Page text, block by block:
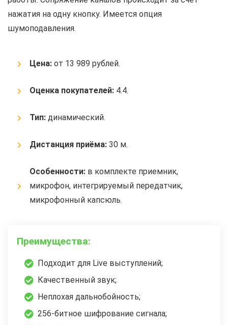
нажатия на одну кнопку. Имеется опция
шумоподавления.
Цена: от 13 989 рублей.
Оценка покупателей: 4.4.
Тип: динамический.
Дистанция приёма: 30 м.
Особенности: в комплекте приемник,
микрофон, интегрируемый передатчик,
микрофонный капсюль.
Преимущества:
Подходит для Live выступлений;
Качественный звук;
Неплохая дальнобойность;
256-битное шифрование сигнала;